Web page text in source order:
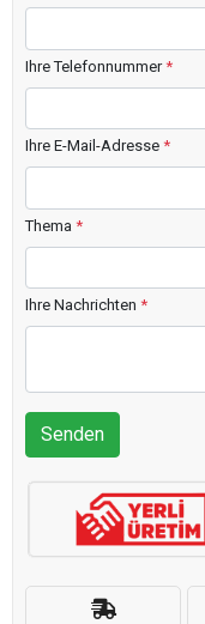
Ihre Telefonnummer*
Ihre E-Mail-Adresse *
Thema *
Ihre Nachrichten *
Senden